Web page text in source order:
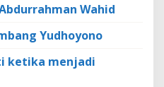
Wahid
Yudhoyono
ketika menjadi